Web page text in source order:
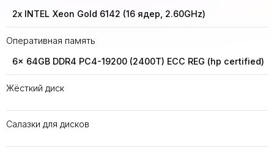
2x INTEL Xeon Gold 6142 (16 ядер, 2.60GHz)
Оперативная память
6x 64GB DDR4 PC4-19200 (2400T) ECC REG (hp certified)
Жёсткий диск
Салазки для дисков